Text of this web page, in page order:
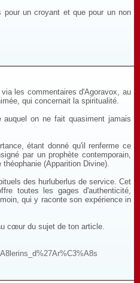
un croyant et que pour un non
les commentaires d'Agoravox, au
qui concernait la spiritualité.
on ne fait quasiment jamais
étant donné qu'il renferme ce
par un prophète contemporain,
(Apparition Divine).
des hurluberlus de service. Cet
toutes les gages d'authenticité,
qui y raconte son expérience in
cœur du sujet de ton article.